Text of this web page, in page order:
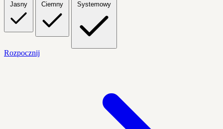
Jasny Ciemny Systemowy
Rozpocznij